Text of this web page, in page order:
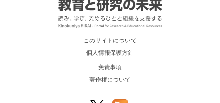
このサイトについて
個人情報保護方針
免責事項
著作権について